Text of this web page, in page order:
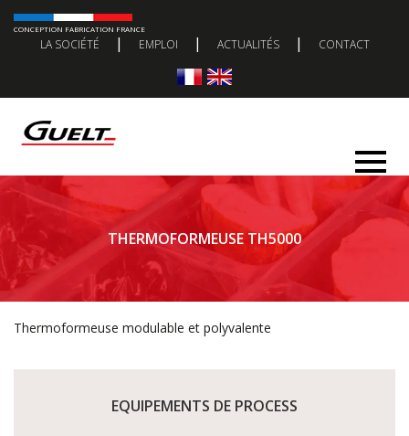
CONCEPTION FABRICATION FRANCE
LA SOCIÉTÉ | EMPLOI | ACTUALITÉS | CONTACT
THERMOFORMEUSE TH5000
Thermoformeuse modulable et polyvalente
EQUIPEMENTS DE PROCESS